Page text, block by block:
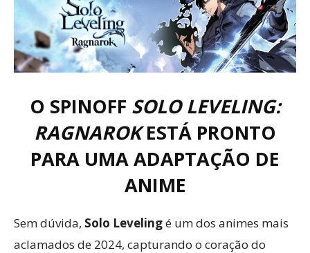
O SPINOFF SOLO LEVELING:
RAGNAROKESTÁ PRONTO
PARA UMA ADAPTAÇÃO DE
ANIME
Sem dúvida, Solo Levelingé um dos animes mais
aclamados de 2024, capturando o coração do